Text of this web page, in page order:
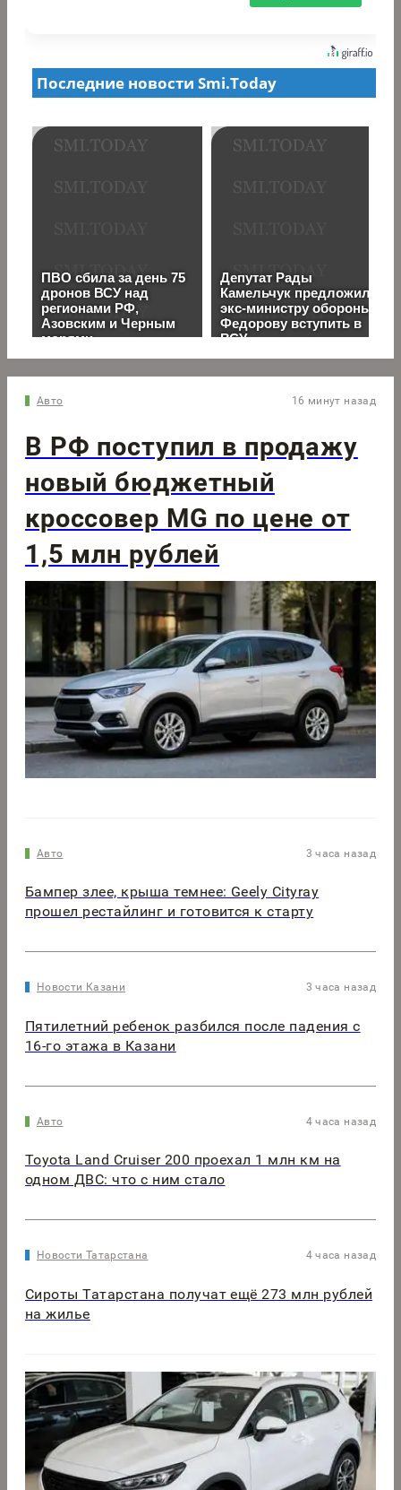
Авто 16 минут назад
В РФ поступил в продажу
новый бюджетный
кроссовер MG по цене от
1,5 млн рублей
Авто 3 часа назад
Бампер злее, крыша темнее: Geely Cityray
прошел рестайлинг и готовится к старту
Новости Казани 3 часа назад
Пятилетний ребенок разбился после падения с
16-го этажа в Казани
Авто 4 часа назад
Toyota Land Cruiser 200 проехал 1 млн км на
одном ДВС: что с ним стало
Новости Татарстана 4 часа назад
Сироты Татарстана получат ещё 273 млн рублей
на жилье